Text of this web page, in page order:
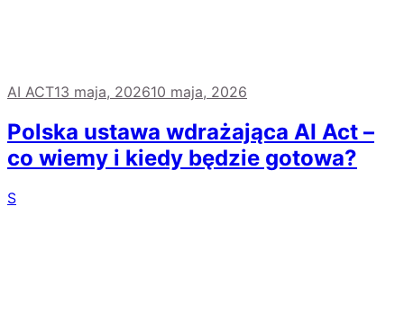
AI ACT13 maja, 202610 maja, 2026
Polska ustawa wdrażająca AI Act –
co wiemy i kiedy będzie gotowa?
S